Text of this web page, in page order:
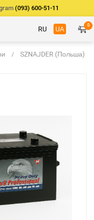
(093) 600-51-11
RU UA 0
SZNAJDER (Польша)